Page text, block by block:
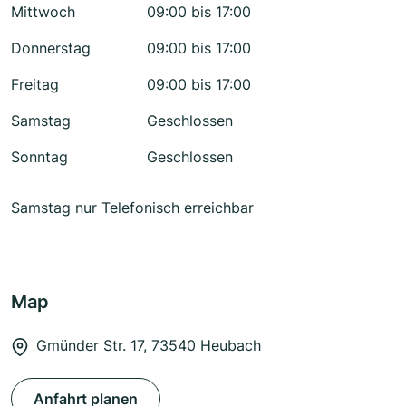
Mittwoch
09:00 bis 17:00
Donnerstag
09:00 bis 17:00
Freitag
09:00 bis 17:00
Samstag
Geschlossen
Sonntag
Geschlossen
Samstag nur Telefonisch erreichbar
Map
Gmünder Str. 17, 73540 Heubach
Anfahrt planen